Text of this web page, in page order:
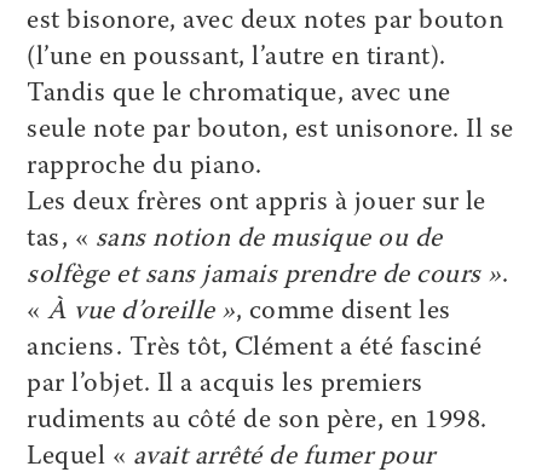
est bisonore, avec deux notes par bouton
(l’une en poussant, l’autre en tirant).
Tandis que le chromatique, avec une
seule note par bouton, est unisonore. Il se
rapproche du piano.
Les deux frères ont appris à jouer sur le
tas, « sans notion de musique ou de
solfège et sans jamais prendre de cours ».
«À vue d’oreille », comme disent les
anciens. Très tôt, Clément a été fasciné
par l’objet. Il a acquis les premiers
rudiments au côté de son père, en 1998.
Lequel « avait arrêté de fumer pour